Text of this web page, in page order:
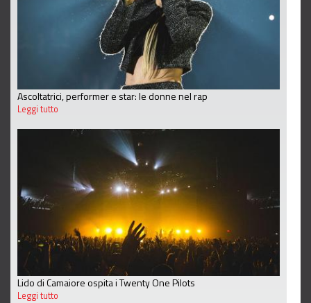
Ascoltatrici, performer e star: le donne nel rap
Leggi tutto
Lido di Camaiore ospita i Twenty One Pilots
Leggi tutto